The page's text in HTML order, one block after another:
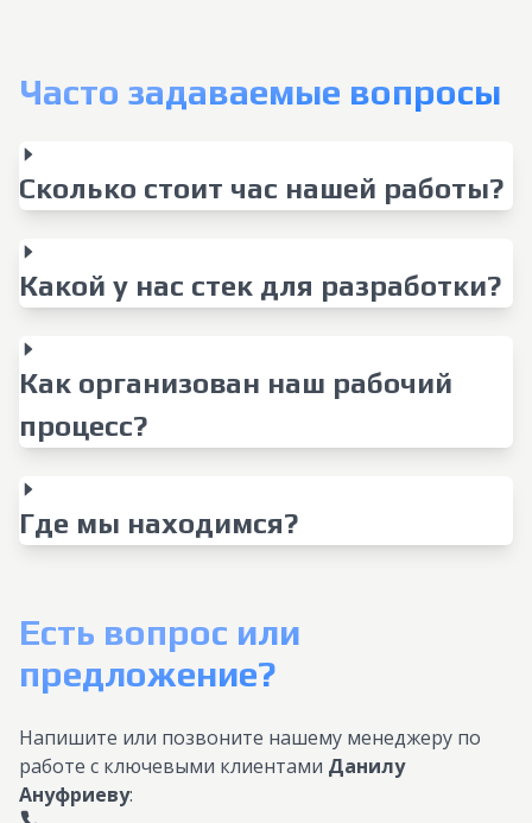
Часто задаваемые вопросы
Сколько стоит час нашей работы?
Какой у нас стек для разработки?
Как организован наш рабочий
процесс?
Где мы находимся?
Есть вопрос или
предложение?
Напишите или позвоните нашему менеджеру по
работе с ключевыми клиентами Данилу
Ануфриеву: